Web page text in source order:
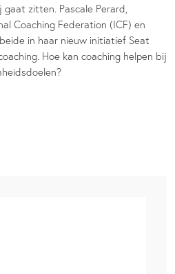
zitten. Pascale Perard,
Coaching Federation (ICF) en
in haar nieuw initiatief Seat
Hoe kan coaching helpen bij